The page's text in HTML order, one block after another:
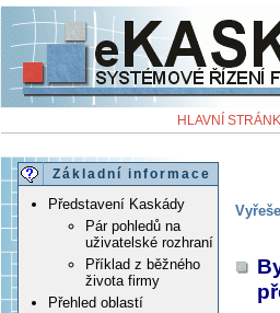
HLAVNÍ
Základní informace
Představení Kaskády
Pár pohledů na
uživatelské rozhraní
Příklad z běžného
života firmy
Přehled oblastí